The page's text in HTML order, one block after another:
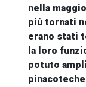
nella
più tornati
erano stati
la loro
potuto